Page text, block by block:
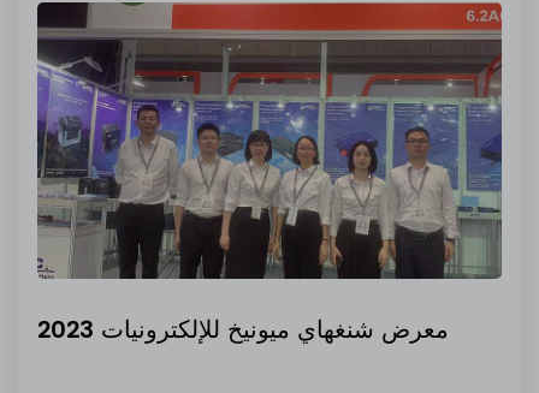
معرض شنغهاي ميونيخ للإلكترونيات 2023